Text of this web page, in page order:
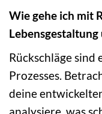
Wie gehe ich mit
Lebensgestaltung
Rückschläge sind
Prozesses.
deine
analysiere, was